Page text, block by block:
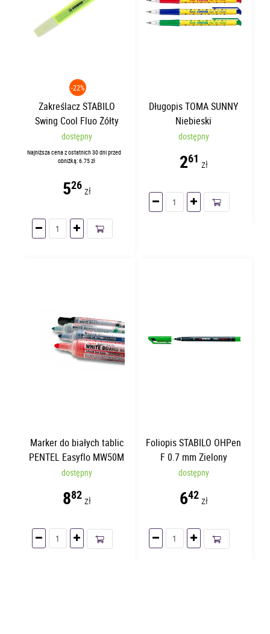
-22%
Zakreślacz STABILO
Swing Cool Fluo Żółty
dostępny
Najniższa cena z ostatnich 30 dni przed
obniżką: 6.75 zł
526zł
Długopis TOMA SUNNY
Niebieski
dostępny
261 zł
Marker do białych tablic
PENTEL Easyflo MW50M
Niebieski | Okrągły
dostępny
882zł
Foliopis STABILO OHPen
F 0.7 mm Zielony
dostępny
642zł